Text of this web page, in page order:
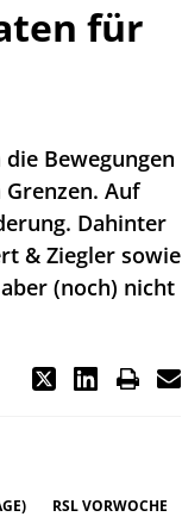
für
Bewegungen
Auf
Dahinter
& Ziegler sowie
(noch) nicht
RSL VORWOCHE